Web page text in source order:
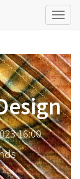
16:00